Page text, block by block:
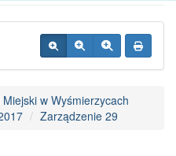
Miejski w Wyśmierzycach
Zarządzenie 29